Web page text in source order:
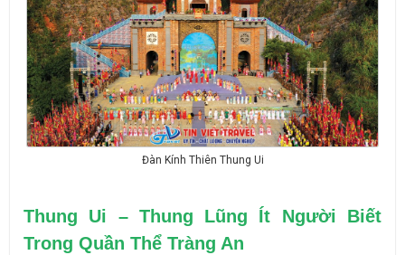
Đàn Kính Thiên Thung Ui
Thung Ui – Thung Lũng Ít Người Biết
Trong Quần Thể Tràng An